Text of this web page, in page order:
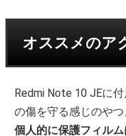
オススメのア
Redmi Note 10 JEに
の傷を守る感じのや
個人的に保護フィル